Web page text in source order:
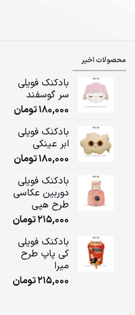
محصولات اخیر
بادکنک فویلی
سر گوسفند
180,000تومان
بادکنک فویلی
ابر عینکی
180,000تومان
بادکنک فویلی
دوربین عکاسی
طرح هپی
215,000تومان
بادکنک فویلی
کی پاپ طرح
میرا
215,000تومان